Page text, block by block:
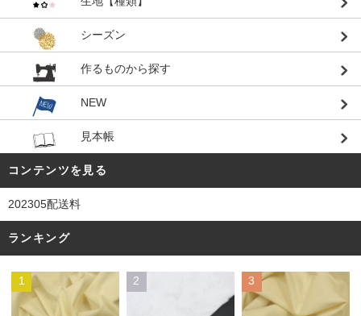
シーズン
作るものから探す
NEW
見本帳
コンテンツを見る
202305配送料
ランキング
1 2 3